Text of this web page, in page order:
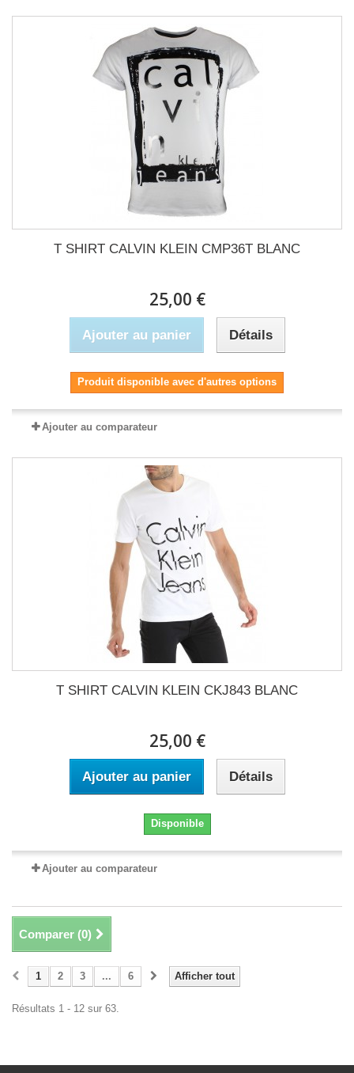
T SHIRT CALVIN KLEIN CMP36T BLANC
25,00 €
Ajouter au panier Détails
Produit disponible avec d'autres options
Ajouter au comparateur
T SHIRT CALVIN KLEIN CKJ843 BLANC
25,00 €
Ajouter au panier Détails
Disponible
Ajouter au comparateur
Comparer (0)
Afficher tout
1 2 3 ... 6
Résultats 1 - 12 sur 63.